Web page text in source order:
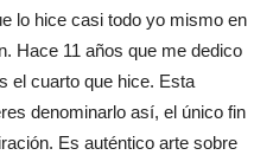
lo hice casi todo yo mismo en
Hace 11 años que me dedico
el cuarto que hice. Esta
denominarlo así, el único fin
Es auténtico arte sobre